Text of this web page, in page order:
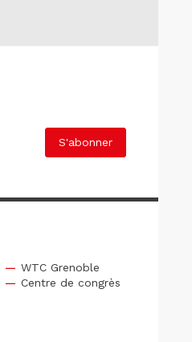
S'abonner
WTC Grenoble
Centre de congrès